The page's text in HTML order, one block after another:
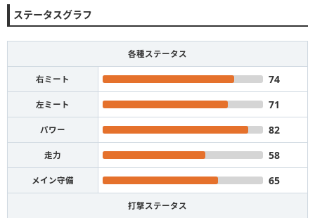
ステータスグラフ
各種ステータス
右ミート 74
左ミート 71
パワー 82
走力 58
メイン守備 65
打撃ステータス